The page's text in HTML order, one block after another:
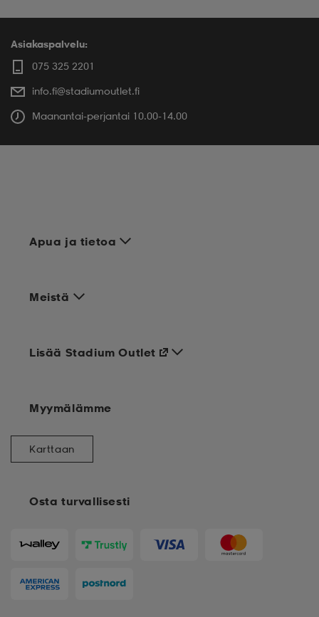
Asiakaspalvelu:
075 325 2201
info.fi@stadiumoutlet.fi
Maanantai-perjantai 10.00-14.00
Apua ja tietoa
Meistä
Osta turvallisesti
Lisää Stadium Outlet
Myymälämme
Karttaan